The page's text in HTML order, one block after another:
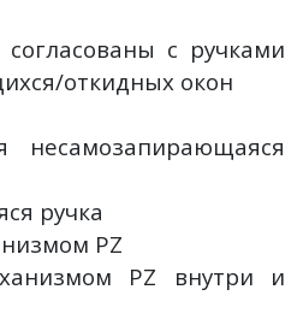
с ручками
откидных окон
несамозапирающаяся
ручка
PZ
PZ внутри и